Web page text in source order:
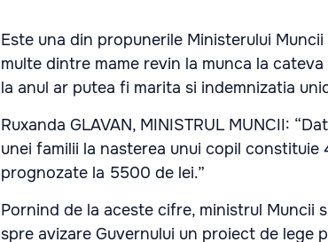
Este una din propunerile Ministerului
multe dintre mame revin la munca la
la anul ar putea fi marita si indemnizatia
Ruxanda GLAVAN, MINISTRUL MUNCII:
unei familii la nasterea unui copil
prognozate la 5500 de lei.”
Pornind de la aceste cifre, ministrul Muncii
spre avizare Guvernului un proiect de lege